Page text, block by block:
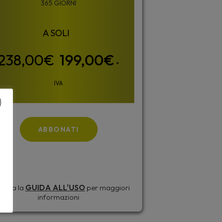
365 GIORNI
199,00€ +
IVA
ABBONATI
la GUIDA ALL'USO per maggiori
informazioni